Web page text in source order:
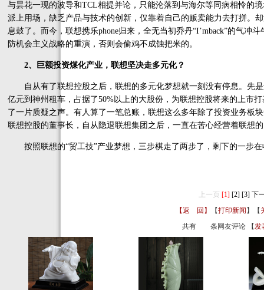
与昙花一现的波导和TCL相提并论，只能沦落到与海尔等同病相怜的
派上用场，缺乏产品与技术的创新，仅靠着自己的贩卖能力去打拼。
息鼓了。而今，联想携乐phone归来，全无当初乔丹“I’mback”的气冲
防机会主义战略的重演，否则会偷鸡不成蚀把米的。
2、巨额投资煤化产业，联想坚决走多元化？
自从有了联想控股之后，联想的多元化梦想就一刻没有停息。先是
亿元到神州租车，占据了50%以上的大股份，为联想控股将来的上市
了一片质疑之声。有人算了一笔总账，联想这么多年除了投资业务板
联想控股的董事长，自从隐退联想集团之后，一直在苦心经营着联想
按照联想的“贸工技”产业梦想，三步棋走了两步了，剩下的一步
上一页 [1] [2] [3] 下
【返 回】
【打印新闻 】【
共有
条网友评论 【发